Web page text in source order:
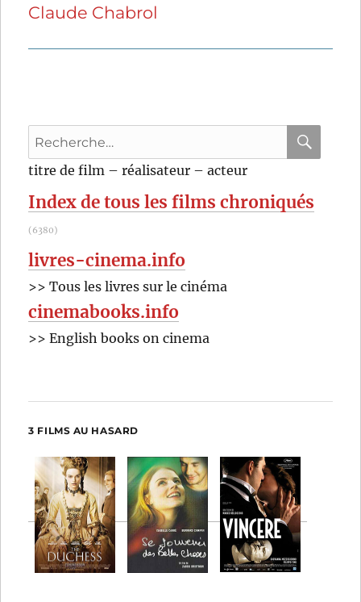
suivante :
Claude Chabrol
Recherche
pour
:
titre de film – réalisateur – acteur
Index de tous les films chroniqués
(6380)
livres-cinema.info
>> Tous les livres sur le cinéma
cinemabooks.info
>> English books on cinema
3 FILMS AU HASARD